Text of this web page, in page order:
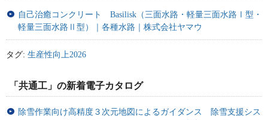
自己治癒コンクリート Basilisk（三面水路・軽量三面水路Ⅰ型・
軽量三面水路Ⅱ型）｜各種水路｜株式会社ヤマウ
タグ: 生産性向上2026
「共通工」の新着電子カタログ
除雪作業向け高精度３次元地図によるガイダンス 除雪支援シス